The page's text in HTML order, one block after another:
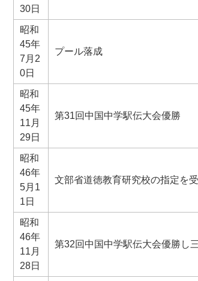
30日
昭和
45年
7月2
0日
プール落成
昭和
45年
11月
29日
第31回中国中学駅伝大会優勝
昭和
46年
5月1
1日
文部省道徳教育研究校の指定を
昭和
46年
11月
28日
第32回中国中学駅伝大会優勝し